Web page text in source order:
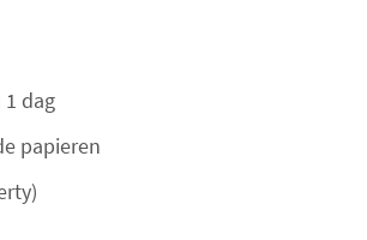
dag
papieren